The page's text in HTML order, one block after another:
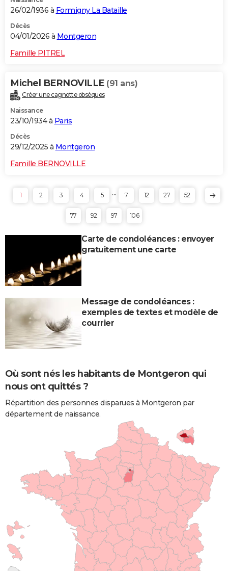
26/02/1936 à Formigny La Bataille
Décès
04/01/2026 à Montgeron
Famille PITREL
Michel BERNOVILLE (91 ans)
Créer une cagnotte obsèques
Naissance
23/10/1934 à Paris
Décès
29/12/2025 à Montgeron
Famille BERNOVILLE
1 2 3 4 5 ... 7 12 27 52
77 92 97 106
Carte de condoléances : envoyer
gratuitement une carte
Message de condoléances :
exemples de textes et modèle de
courrier
Où sont nés les habitants de Montgeron qui
nous ont quittés ?
Répartition des personnes disparues à Montgeron par
département de naissance.